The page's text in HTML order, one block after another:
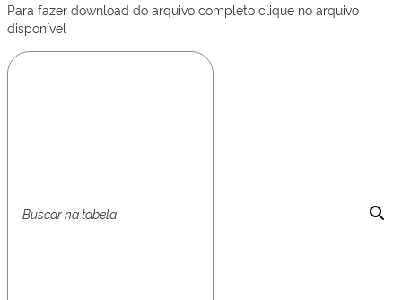
Para fazer download do arquivo completo clique no arquivo
disponível